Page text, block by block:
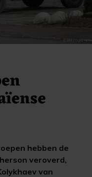
hebben de
veroverd,
van